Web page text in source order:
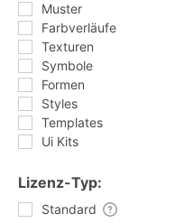
Muster
Farbverläufe
Texturen
Symbole
Formen
Styles
Templates
Ui Kits
Lizenz-Typ:
Standard